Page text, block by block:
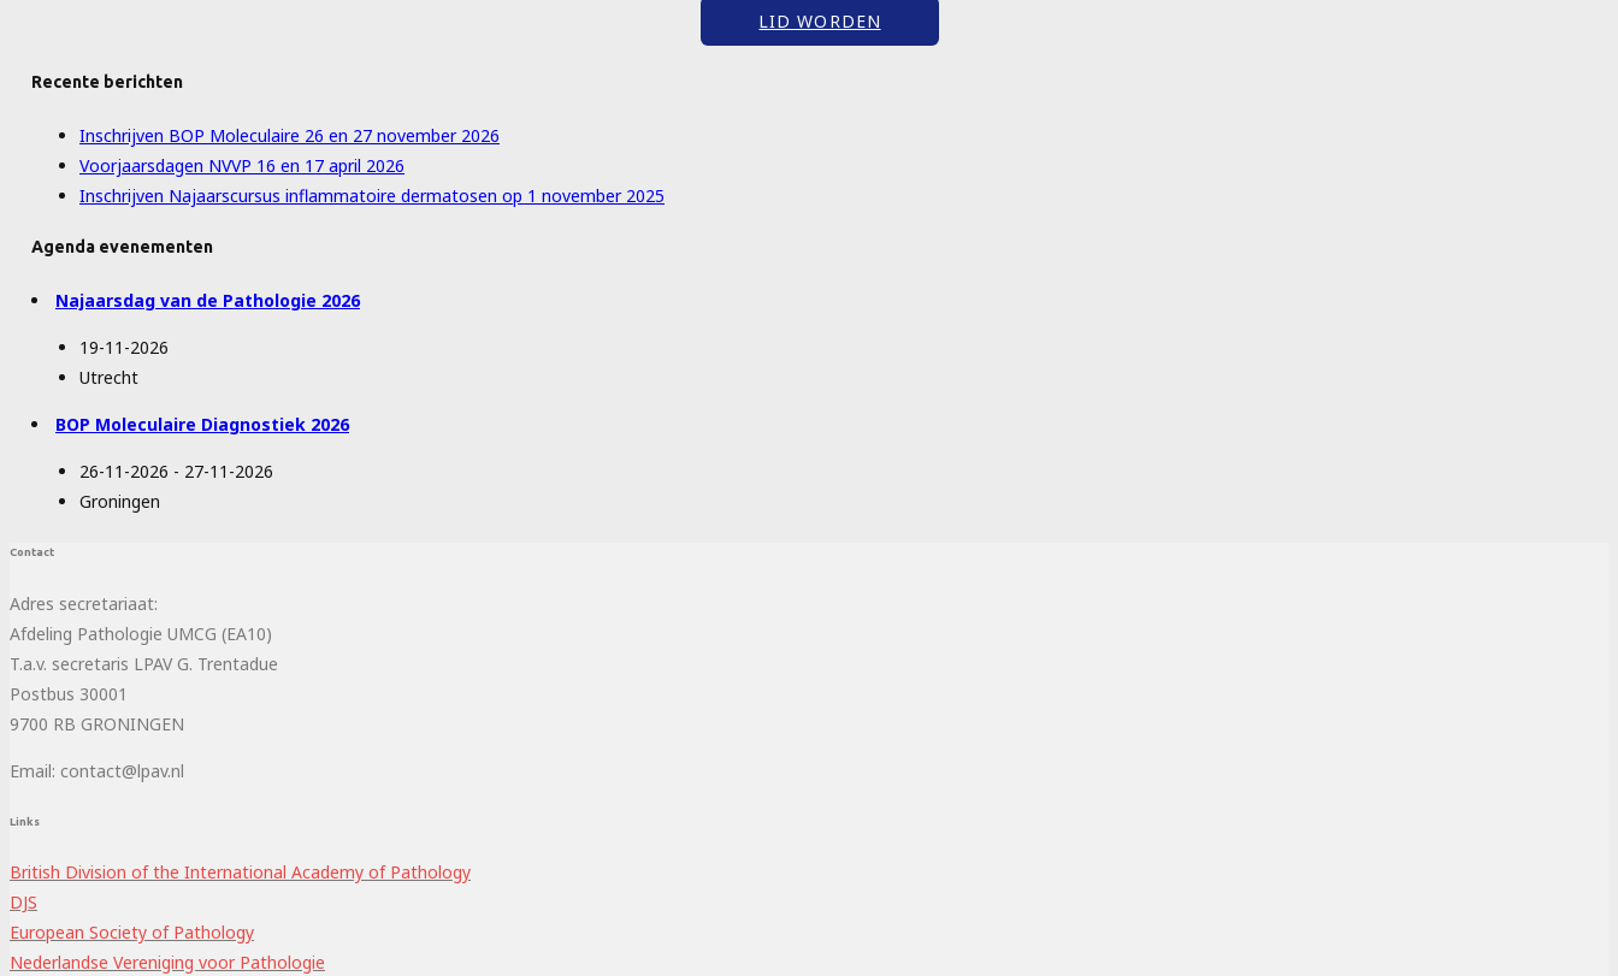
LID WORDEN
Recente berichten
Inschrijven BOP Moleculaire 26 en 27 november 2026
Voorjaarsdagen NVVP 16 en 17 april 2026
Inschrijven Najaarscursus inflammatoire dermatosen op 1 november 2025
Agenda evenementen
Najaarsdag van de Pathologie 2026
19-11-2026
Utrecht
BOP Moleculaire Diagnostiek 2026
26-11-2026 - 27-11-2026
Groningen
Contact
Adres secretariaat:
Afdeling Pathologie UMCG (EA10)
T.a.v. secretaris LPAV G. Trentadue
Postbus 30001
9700 RB GRONINGEN
Email: contact@lpav.nl
Links
British Division of the International Academy of Pathology
DJS
European Society of Pathology
Nederlandse Vereniging voor Pathologie